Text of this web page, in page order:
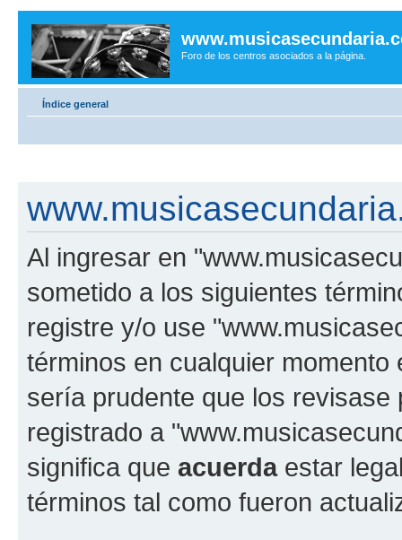
Foro de los centros asociados a la página.
Índice general
Al ingresar en
sometido a los siguientes
registre y/o use
términos en cualquier
sería prudente que los
registrado a
significa que acuerdaestar
términos tal como fueron